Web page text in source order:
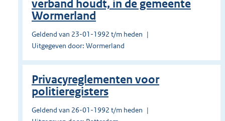
verband houdt, in de gemeente
Wormerland
Geldend van 23-01-1992 t/m heden
Uitgegeven door: Wormerland
Privacyreglementen voor
politieregisters
Geldend van 26-01-1992 t/m heden